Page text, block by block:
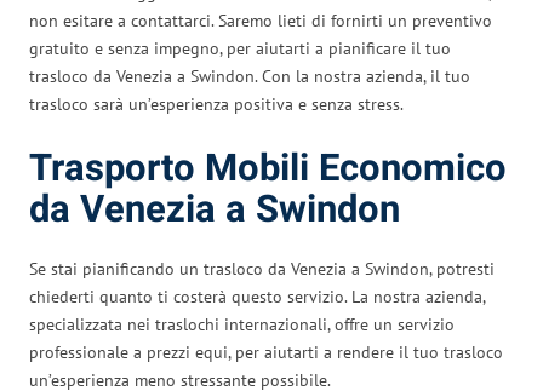
non esitare a contattarci. Saremo lieti di fornirti un preventivo
gratuito e senza impegno, per aiutarti a pianificare il tuo
trasloco da Venezia a Swindon. Con la nostra azienda, il tuo
trasloco sarà un’esperienza positiva e senza stress.
Trasporto Mobili Economico
da Venezia a Swindon
Se stai pianificando un trasloco da Venezia a Swindon, potresti
chiederti quanto ti costerà questo servizio. La nostra azienda,
specializzata nei traslochi internazionali, offre un servizio
professionale a prezzi equi, per aiutarti a rendere il tuo trasloco
un’esperienza meno stressante possibile.